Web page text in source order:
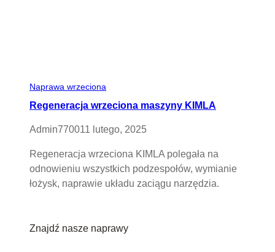
Naprawa wrzeciona
Regeneracja wrzeciona maszyny KIMLA
Admin770011 lutego, 2025
Regeneracja wrzeciona KIMLA polegała na
odnowieniu wszystkich podzespołów, wymianie
łożysk, naprawie układu zaciągu narzędzia.
Znajdź nasze naprawy